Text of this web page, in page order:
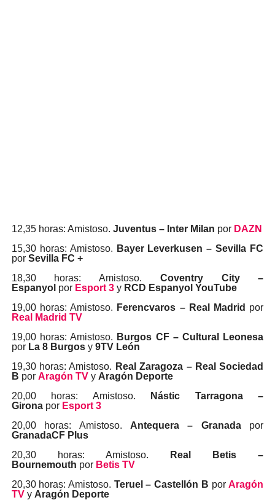
12,35 horas: Amistoso. Juventus – Inter Milan por DAZN
15,30 horas: Amistoso. Bayer Leverkusen – Sevilla FC
por Sevilla FC +
18,30 horas: Amistoso. Coventry City –
Espanyol por Esport 3y RCD Espanyol YouTube
19,00 horas: Amistoso. Ferencvaros – Real Madrid por
Real Madrid TV
19,00 horas: Amistoso. Burgos CF – Cultural Leonesa
por La 8 Burgosy 9TV León
19,30 horas: Amistoso. Real Zaragoza – Real Sociedad
B por Aragón TVy Aragón Deporte
20,00 horas: Amistoso.
Nástic Tarragona –
Girona por Esport 3
20,00 horas: Amistoso. Antequera – Granada por
GranadaCF Plus
20,30 horas: Amistoso.
Real Betis –
Bournemouth por Betis TV
20,30 horas: Amistoso. Teruel – Castellón B porAragón
TVy Aragón Deporte